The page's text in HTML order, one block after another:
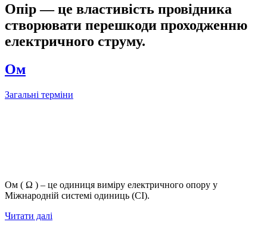
Опір — це властивість провідника
створювати перешкоди проходженню
електричного струму.
Ом
Загальні терміни
Ом ( Ω ) – це одиниця виміру електричного опору у
Міжнародній системі одиниць (СІ).
Читати далі